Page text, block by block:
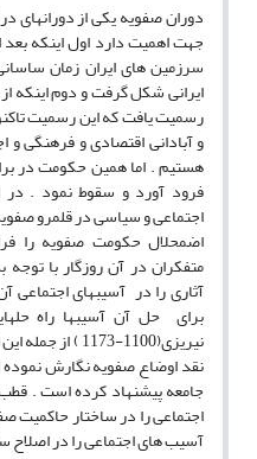
دوران صفویه یکی از دوران‏های
جهت اهمیت دارد اول اینکه
سرزمین های ایران زمان
ایرانی شکل گرفت و دوم اینکه
رسمیت یافت که این رسمیت
و آبادانی اقتصادی و فرهنگی و
هستیم . اما همین حکومت در
فرود آورد و سقوط نمود . در
اجتماعی و سیاسی در قلمرو
اضمحلال حکومت صفویه را
متفکران در آن روزگار با
آثاری را در آسیب‏های اجتماعی
برای حل آن آسیب‏ها راه
نیریزی(1100-
نقد اوضاع صفویه نگارش نموده
جامعه پیشنهاد کرده است .
اجتماعی را در ساختار حاکمیت
آسیب های اجتماعی را در اصلاح